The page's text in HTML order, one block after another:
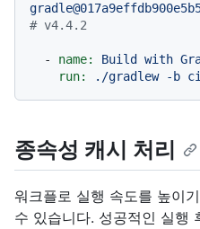
# v4.4.2
- name: Build with
run:
./gradlew -b
종속성 캐시 처리
워크플로 실행 속도를 높이
수 있습니다. 성공적인 실행